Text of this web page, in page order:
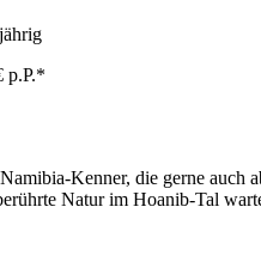
p.P.*
Kenner, die gerne auch
Natur im Hoanib-Tal